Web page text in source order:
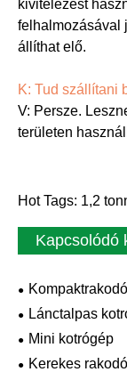
kivitelezést
felhalmozásával
állíthat elő.
K: Tud szállítani
V: Persze.
területen
Hot Tags: 1,2
Kapcsolódó
Kompaktrakodó
Lánctalpas
Mini kotrógép
Kerekes rakodó